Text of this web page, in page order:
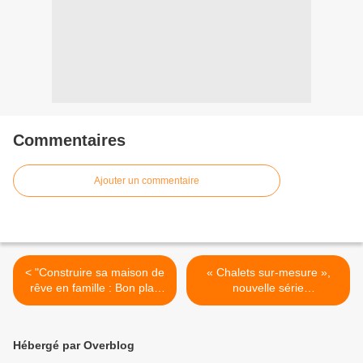
Commentaires
Ajouter un commentaire
< "Construire sa maison de
rêve en famille : Bon plan
ou cauchemar ?",
« Chalets sur-mesure »,
nouvelle série
documentaire à découvrir
Hébergé par Overblog